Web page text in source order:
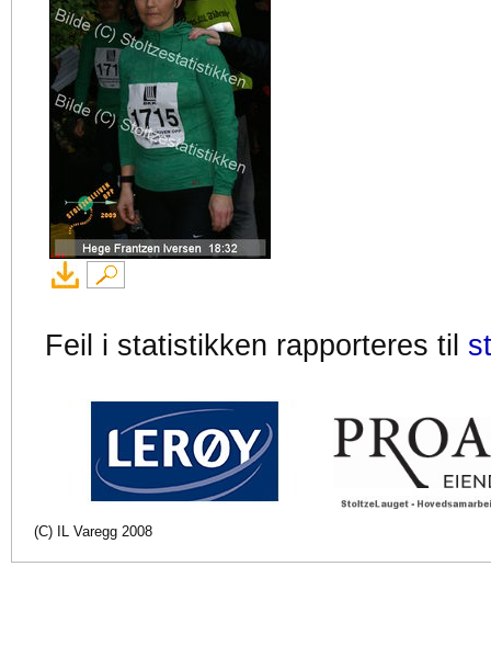
Feil i statistikken rapporteres til
(C) IL Varegg 2008